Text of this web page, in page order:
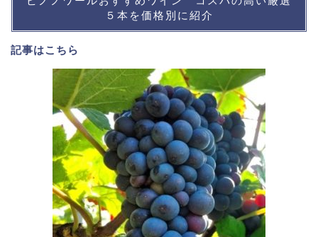
５本を価格別に紹介
記事はこちら